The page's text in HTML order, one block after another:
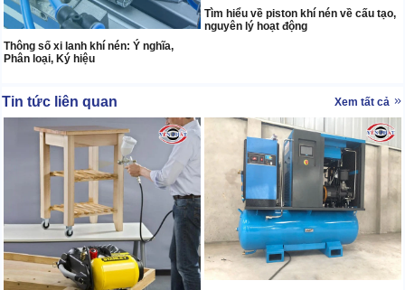
Thông số xi lanh khí nén: Ý nghĩa,
Phân loại, Ký hiệu
Tìm hiểu về piston khí nén về cấu tạo,
nguyên lý hoạt động
Tin tức liên quan Xem tất cả